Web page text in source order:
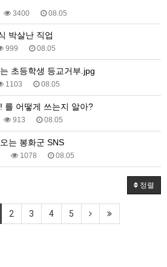
3400 08.05
박살난 직업
999 08.05
초등학생 등교거부.jpg
1103 08.05
를 어떻게 쓰는지 알아?
913 08.05
는 봉화군 SNS
1078 08.05
정렬
2 3 4 5